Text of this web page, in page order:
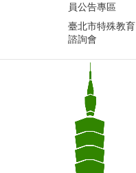
員公告專區
臺北市特殊教育
諮詢會